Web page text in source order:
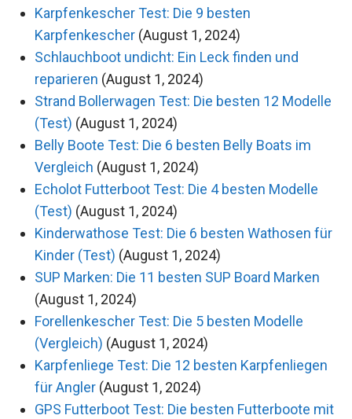
Karpfenkescher Test: Die 9 besten
Karpfenkescher (August 1, 2024)
Schlauchboot undicht: Ein Leck finden und
reparieren (August 1, 2024)
Strand Bollerwagen Test: Die besten 12 Modelle
(Test) (August 1, 2024)
Belly Boote Test: Die 6 besten Belly Boats im
Vergleich (August 1, 2024)
Echolot Futterboot Test: Die 4 besten Modelle
(Test) (August 1, 2024)
Kinderwathose Test: Die 6 besten Wathosen für
Kinder (Test) (August 1, 2024)
SUP Marken: Die 11 besten SUP Board Marken
(August 1, 2024)
Forellenkescher Test: Die 5 besten Modelle
(Vergleich) (August 1, 2024)
Karpfenliege Test: Die 12 besten Karpfenliegen
für Angler (August 1, 2024)
GPS Futterboot Test: Die besten Futterboote mit